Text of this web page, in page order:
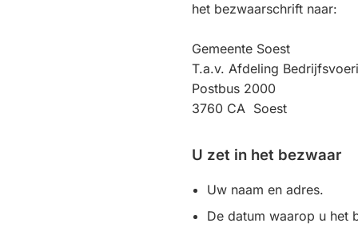
het bezwaarschrift naar:
Gemeente Soest
T.a.v. Afdeling
Postbus 2000
3760 CA Soest
U zet in het bezwaar
Uw naam en adres.
De datum waarop u het